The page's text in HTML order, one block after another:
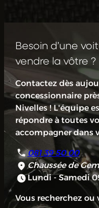
Besoin d’une
vendre la vôtre ?
Contactez dès
concessionnaire
Nivelles ! L'équipe
répondre à toutes
accompagner dans
081 39 50 00
Chaussée de
Lundi - Samedi
Vous recherchez ou